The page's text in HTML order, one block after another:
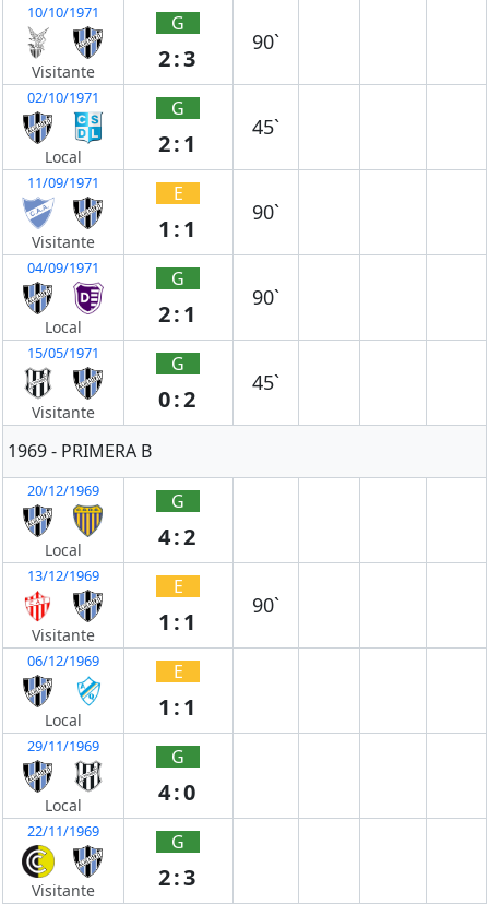
10/10/1971
Visitante
G
2:3
90`
02/10/1971
Local
G
2:1
45`
11/09/1971
Visitante
E
1:1
90`
04/09/1971
Local
G
2:1
90`
15/05/1971
Visitante
G
0:2
45`
1969 - PRIMERA B
20/12/1969
Local
G
4:2
13/12/1969
Visitante
E
1:1
90`
06/12/1969
Local
E
1:1
29/11/1969
Local
G
4:0
22/11/1969
Visitante
G
2:3